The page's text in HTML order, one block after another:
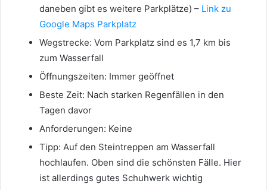
daneben gibt es weitere Parkplätze) – Link zu
Google Maps Parkplatz
Wegstrecke: Vom Parkplatz sind es 1,7 km bis
zum Wasserfall
Öffnungszeiten: Immer geöffnet
Beste Zeit: Nach starken Regenfällen in den
Tagen davor
Anforderungen: Keine
Tipp: Auf den Steintreppen am Wasserfall
hochlaufen. Oben sind die schönsten Fälle. Hier
ist allerdings gutes Schuhwerk wichtig